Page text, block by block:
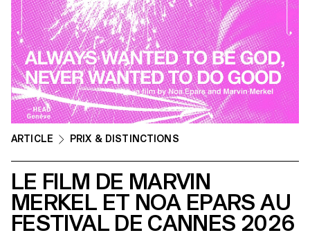
ARTICLE PRIX & DISTINCTIONS
LE FILM DE MARVIN
MERKEL ET NOA EPARS AU
FESTIVAL DE CANNES 2026